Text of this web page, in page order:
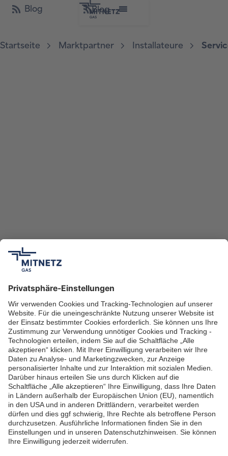
Blog
Blog
Startseite Marktpartner Installateure
Ansprechpartner für
Installateure
Auf der Karte sehen Sie das Netzgebiet der MITNETZ
GAS.
Netzkarte MITNETZ GAS
Unsere Serviceleistungen für
Installateure
Impressum
Datenschutzerklärung